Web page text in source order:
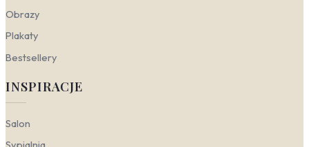
Obrazy
Plakaty
Bestsellery
INSPIRACJE
Salon